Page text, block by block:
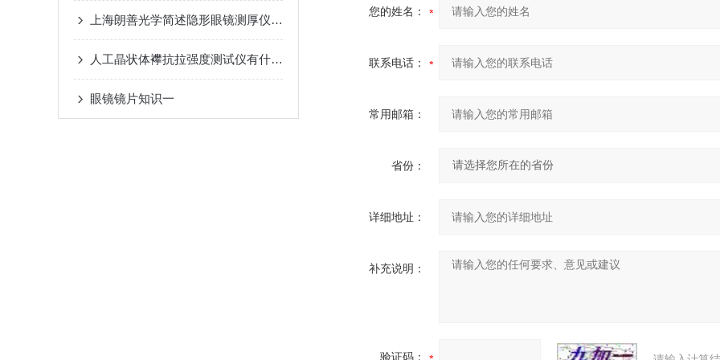
上海朗善光学简述隐形眼镜测厚仪的特点与工作原理
人工晶状体襻抗拉强度测试仪有什么优势？
眼镜镜片知识一
您的姓名：
联系电话：
常用邮箱：
省份：
详细地址：
补充说明：
验证码：